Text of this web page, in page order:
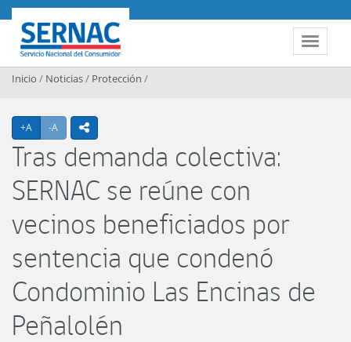
Contenido principal
Toggle
SERNAC
Inicio / Noticias/ Protección /
+A Agrandar texto
-A Achicar textoicono compartir
Tras demanda colectiva:
SERNAC se reúne con
vecinos beneficiados por
sentencia que condenó
Condominio Las Encinas de
Peñalolén